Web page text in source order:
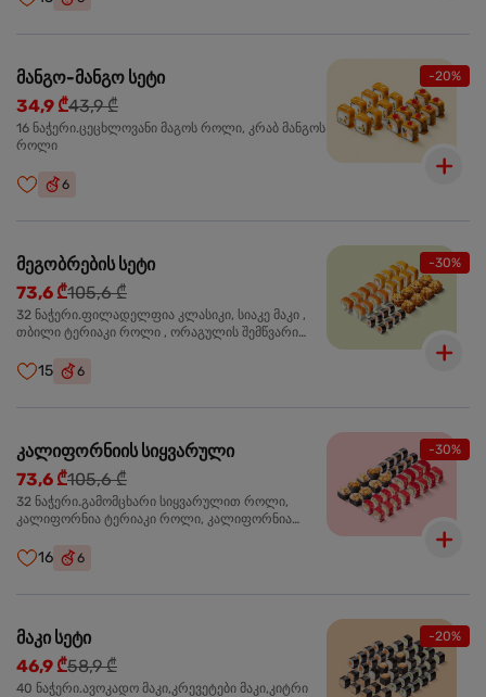
-20%
მანგო-მანგო სეტი
34,9 ₾43,9 ₾
16 ნაჭერი.ცეცხლოვანი მაგოს როლი, კრაბ მანგოს
როლი
6
-30%
მეგობრების სეტი
73,6 ₾105,6 ₾
32 ნაჭერი.ფილადელფია კლასიკი, სიაკე მაკი ,
თბილი ტერიაკი როლი , ორაგულის შემწვარი
15 6
-30%
კალიფორნიის სიყვარული
73,6 ₾105,6 ₾
32 ნაჭერი.გამომცხარი სიყვარულით როლი,
კალიფორნია ტერიაკი როლი, კალიფორნია
16 6
-20%
მაკი სეტი
46,9 ₾58,9 ₾
40 ნაჭერი.ავოკადო მაკი,კრევეტები მაკი,კიტრი